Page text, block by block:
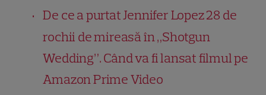
De ce a purtat Jennifer Lopez 28 de
rochii de mireasă în „Shotgun
Wedding”. Când va fi lansat filmul pe
Amazon Prime Video